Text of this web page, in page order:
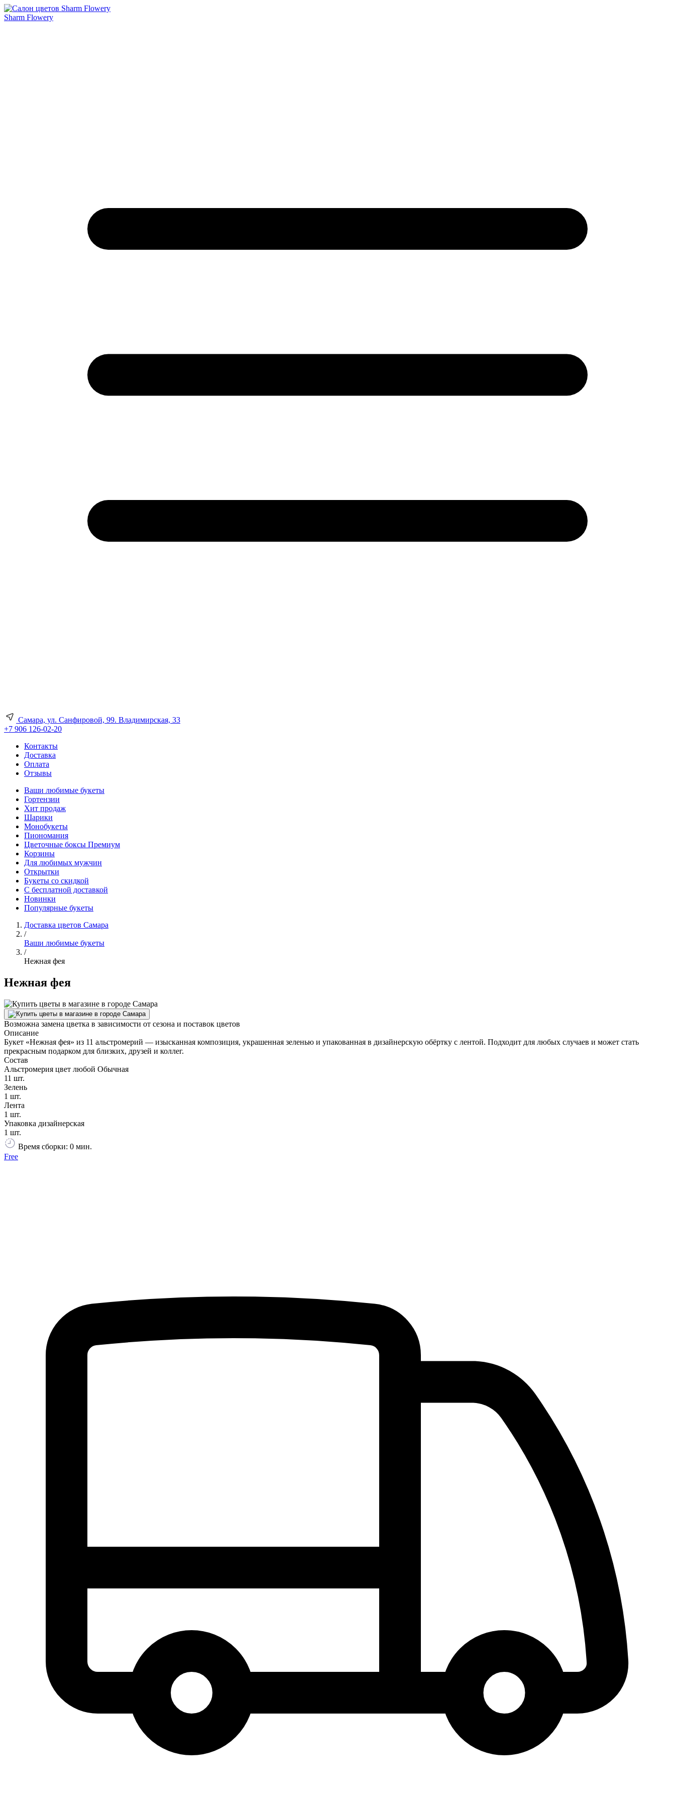
Sharm Flowery
Самара, ул. Санфировой, 99. Владимирская, 33
+7 906 126-02-20
Контакты
Доставка
Оплата
Отзывы
Ваши любимые букеты
Гортензии
Хит продаж
Шарики
Монобукеты
Пиономания
Цветочные боксы Премиум
Корзины
Для любимых мужчин
Открытки
Букеты со скидкой
С бесплатной доставкой
Новинки
Популярные букеты
Доставка цветов Самара
/
Ваши любимые букеты
/
Нежная фея
Нежная фея
Возможна замена цветка в зависимости от сезона и поставок цветов
Описание
Букет «Нежная фея» из 11 альстромерий — изысканная композиция, украшенная зеленью и упакованная в дизайнерскую обёртку с лентой. Подходит для любых случаев и может стать
прекрасным подарком для близких, друзей и коллег.
Состав
Альстромерия цвет любой Обычная
11 шт.
Зелень
1 шт.
Лента
1 шт.
Упаковка дизайнерская
1 шт.
Время сборки: 0 мин.
Free